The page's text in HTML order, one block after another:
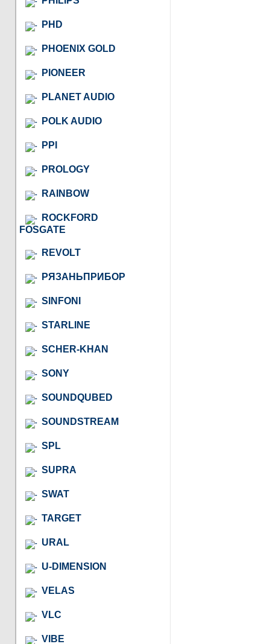
PHD
PHOENIX GOLD
PIONEER
PLANET AUDIO
POLK AUDIO
PPI
PROLOGY
RAINBOW
ROCKFORD
FOSGATE
REVOLT
РЯЗАНЬПРИБОР
SINFONI
STARLINE
SCHER-KHAN
SONY
SOUNDQUBED
SOUNDSTREAM
SPL
SUPRA
SWAT
TARGET
URAL
U-DIMENSION
VELAS
VLC
VIBE